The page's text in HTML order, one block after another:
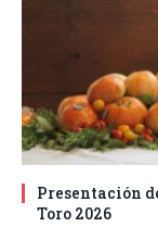
Presentación
Toro 2026